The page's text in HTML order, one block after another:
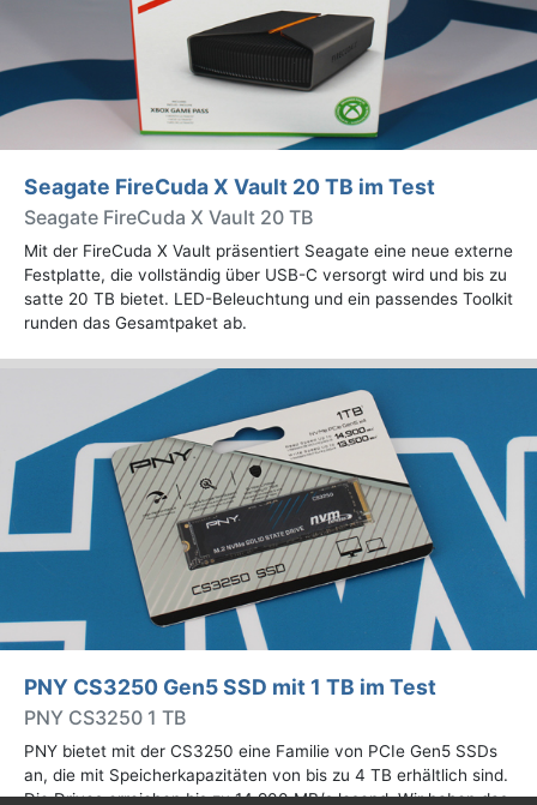
Seagate FireCuda X Vault 20 TB im Test
Seagate FireCuda X Vault 20 TB
Mit der FireCuda X Vault präsentiert Seagate eine neue externe
Festplatte, die vollständig über USB-C versorgt wird und bis zu
satte 20 TB bietet. LED-Beleuchtung und ein passendes Toolkit
runden das Gesamtpaket ab.
PNY CS3250 Gen5 SSD mit 1 TB im Test
PNY CS3250 1 TB
PNY bietet mit der CS3250 eine Familie von PCIe Gen5 SSDs
an, die mit Speicherkapazitäten von bis zu 4 TB erhältlich sind.
Die Drives erreichen bis zu 14.900 MB/s lesend. Wir haben das